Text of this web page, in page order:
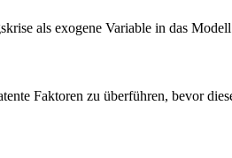
als exogene Variable in das
Faktoren zu überführen, bevor